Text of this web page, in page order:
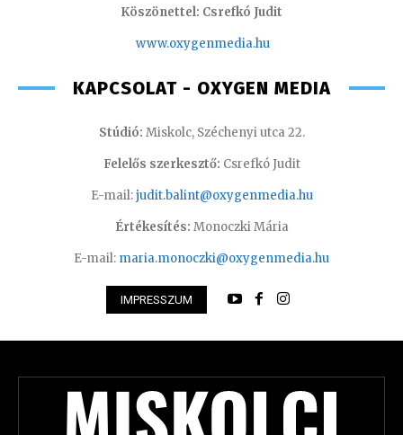
Köszönettel: Csrefkó Judit
www.oxygenmedia.hu
KAPCSOLAT - OXYGEN MEDIA
Stúdió: Miskolc, Széchenyi utca 22.
Felelős szerkesztő: Csrefkó Judit
E-mail:judit.balint@oxygenmedia.hu
Értékesítés: Monoczki Mária
E-mail: maria.monoczki@oxygenmedia.hu
IMPRESSZUM